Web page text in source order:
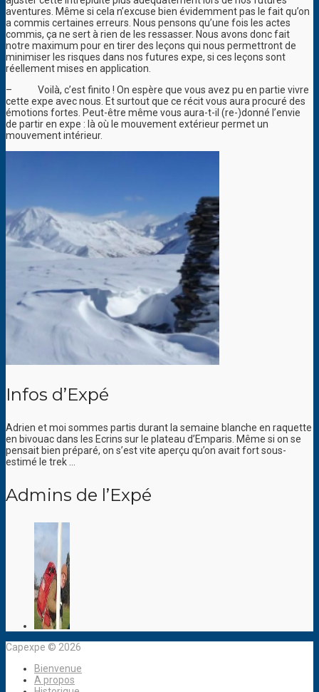
aventures. Même si cela n’excuse bien évidemment pas le fait qu’on
a commis certaines erreurs. Nous pensons qu’une fois les actes
commis, ça ne sert à rien de les ressasser. Nous avons donc fait
notre maximum pour en tirer des leçons qui nous permettront de
minimiser les risques dans nos futures expe, si ces leçons sont
réellement mises en application.
–
Voilà, c’est finito ! On espère que vous avez pu en partie vivre
cette expe avec nous. Et surtout que ce récit vous aura procuré des
émotions fortes. Peut-être même vous aura-t-il (re-)donné l’envie
de partir en expe : là où le mouvement extérieur permet un
mouvement intérieur.
Infos d’Expé
Adrien et moi sommes partis durant la semaine blanche en raquette
en bivouac dans les Ecrins sur le plateau d’Emparis. Même si on se
pensait bien préparé, on s’est vite aperçu qu’on avait fort sous-
estimé le trek …
Admins de l’Expé
Capexpe © 2026
Bienvenue
A propos